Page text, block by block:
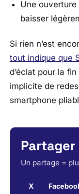
Une
baisser
Si rien n’est
tout indique que
d’éclat pour la
implicite de
smartphone
Un partage =
X